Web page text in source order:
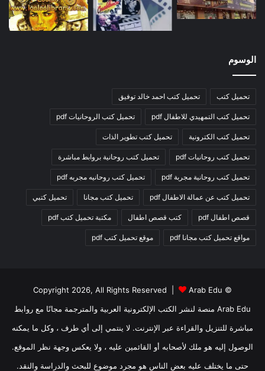
الوسوم
تحميل كتب تحميل كتب احمد خالد توفيق
تحميل كتب التمهيدي للاطفال pdf تحميل كتب الروحانيات pdf
تحميل كتب الكترونية تحميل كتب تطوير الذات
تحميل كتب روحانيات pdf تحميل كتب روحانية بروابط مباشرة
تحميل كتب روحانية مجربة pdf تحميل كتب روحانيه مجربه pdf
تحميل كتب عن عمالة الاطفال pdf تحميل كتب مجانا تحميل كتبي
قصص اطفال pdf كتب قصص اطفال مكتبة تحميل كتب pdf
مواقع تحميل كتب مجانا pdf موقع تحميل كتب pdf
© Copyright 2026, All Rights Reserved |
Arab Edu
Arab Edu منصة لنشر الكتب الإلكترونية العربية والمترجمة مجانًا مع روابط
مباشرة للتنزيل والقراءة عبر الإنترنت. لا ينتمي إلى أي طرف ، وكل ما يمكنه
الوصول إليه هو ملك لأصحابه أو القائمين عليه ، ولا يعكس وجهة نظر الموقع.
حتى ما يختلف عليه بعض الناس هو مجرد موضوع للبحث والدراسة والنقد.